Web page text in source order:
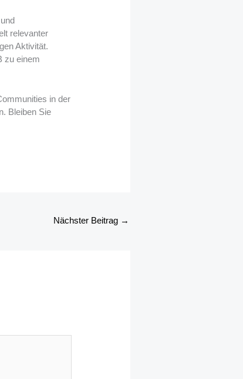
relevanter
Aktivität.
zu einem
in der
Bleiben Sie
Nächster Beitrag →